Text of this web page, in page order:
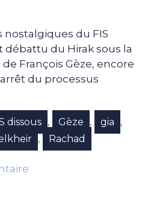
nostalgiques du FIS
débattu du Hirak sous la
François Gèze, encore
du processus
dissous , Gèze , gia ,
, Rachad